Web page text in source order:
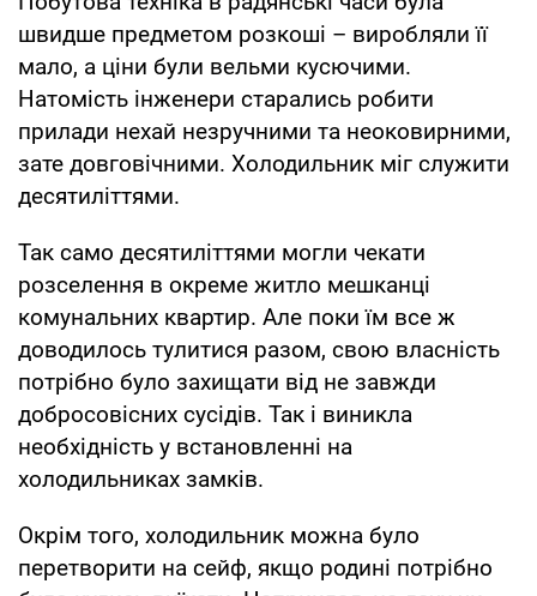
швидше предметом розкоші – виробляли її
мало, а ціни були вельми кусючими.
Натомість інженери старались робити
прилади нехай незручними та неоковирними,
зате довговічними. Холодильник міг служити
десятиліттями.
Так само десятиліттями могли чекати
розселення в окреме житло мешканці
комунальних квартир. Але поки їм все ж
доводилось тулитися разом, свою власність
потрібно було захищати від не завжди
добросовісних сусідів. Так і виникла
необхідність у встановленні на
холодильниках замків.
Окрім того, холодильник можна було
перетворити на сейф, якщо родині потрібно